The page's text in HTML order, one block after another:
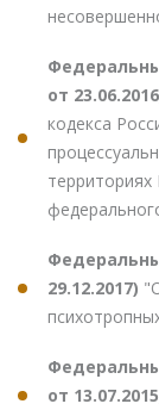
от
кодекса
29.12.2017)
от